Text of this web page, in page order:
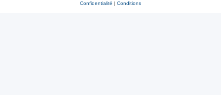
Confidentialité | Conditions